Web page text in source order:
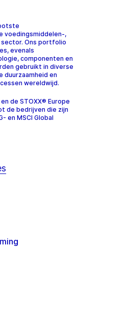
voedingsmiddelen-,
Ons portfolio
evenals
componenten en
gebruikt in diverse
duurzaamheid en
wereldwijd.
de STOXX® Europe
de bedrijven die zijn
en MSCI Global